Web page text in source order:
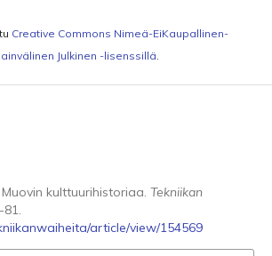
Creative Commons Nimeä-EiKaupallinen-
Julkinen -lisenssillä.
Muovin kulttuurihistoriaa. Tekniikan
81.
article/view/154569